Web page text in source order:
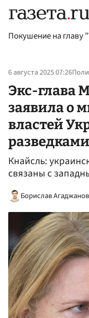
Покушение на главу
6 августа 2025 07:26
Экс-глава
заявила о
властей
разведками
Кнайсль:
связаны с
Борислав Агаджанов